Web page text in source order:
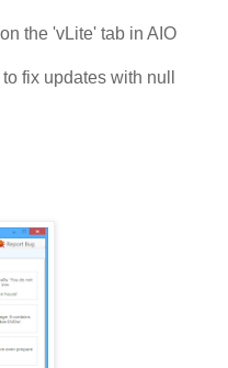
the 'vLite' tab in AIO
fix updates with null